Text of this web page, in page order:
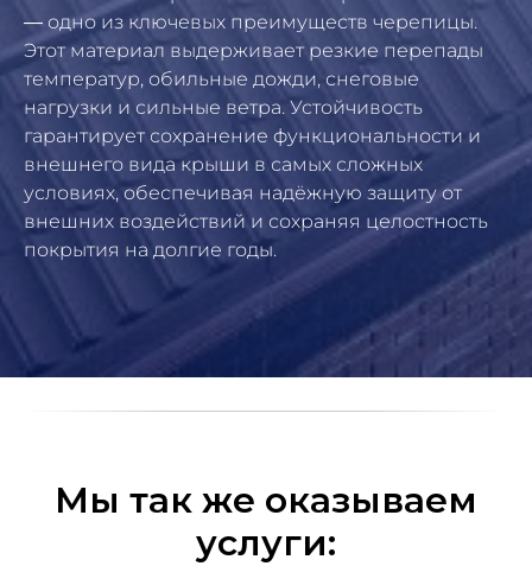
— одно из ключевых преимуществ черепицы.
Этот материал выдерживает резкие перепады
температур, обильные дожди, снеговые
нагрузки и сильные ветра. Устойчивость
гарантирует сохранение функциональности и
внешнего вида крыши в самых сложных
условиях, обеспечивая надёжную защиту от
внешних воздействий и сохраняя целостность
покрытия на долгие годы.
Мы так же оказываем
услуги: